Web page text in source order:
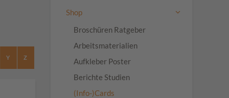
Y Z
Shop
Broschüren Ratgeber
Arbeitsmaterialien
Aufkleber Poster
Berichte Studien
(Info-)Cards